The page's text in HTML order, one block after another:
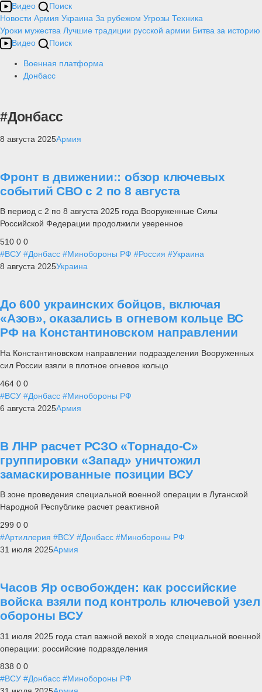
Видео
Поиск
Новости Армия Украина За рубежом Угрозы Техника
Уроки мужества Лучшие традиции русской армии Битва за историю
Видео
Поиск
Военная платформа
Донбасс
#Донбасс
8 августа 2025Армия
Фронт в движении:: обзор ключевых
событий СВО с 2 по 8 августа
В период с 2 по 8 августа 2025 года Вооруженные Силы
Российской Федерации продолжили уверенное
510 0 0
#ВСУ #Донбасс #Минобороны РФ #Россия #Украина
8 августа 2025Украина
До 600 украинских бойцов, включая
«Азов», оказались в огневом кольце ВС
РФ на Константиновском направлении
На Константиновском направлении подразделения Вооруженных
сил России взяли в плотное огневое кольцо
464 0 0
#ВСУ #Донбасс #Минобороны РФ
6 августа 2025Армия
В ЛНР расчет РСЗО «Торнадо-С»
группировки «Запад» уничтожил
замаскированные позиции ВСУ
В зоне проведения специальной военной операции в Луганской
Народной Республике расчет реактивной
299 0 0
#Артиллерия #ВСУ #Донбасс #Минобороны РФ
31 июля 2025Армия
Часов Яр освобожден: как российские
войска взяли под контроль ключевой узел
обороны ВСУ
31 июля 2025 года стал важной вехой в ходе специальной военной
операции: российские подразделения
838 0 0
#ВСУ #Донбасс #Минобороны РФ